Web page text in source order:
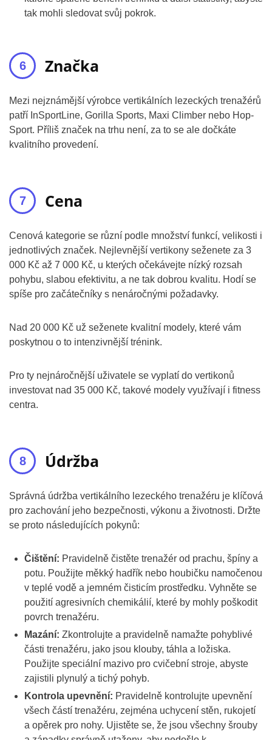
tak mohli sledovat svůj pokrok.
Značka
Mezi nejznámější výrobce vertikálních lezeckých trenažérů
patří InSportLine, Gorilla Sports, Maxi Climber nebo Hop-
Sport. Příliš značek na trhu není, za to se ale dočkáte
kvalitního provedení.
Cena
Cenová kategorie se různí podle množství funkcí, velikosti i
jednotlivých značek. Nejlevnější vertikony seženete za 3
000 Kč až 7 000 Kč, u kterých očekávejte nízký rozsah
pohybu, slabou efektivitu, a ne tak dobrou kvalitu. Hodí se
spíše pro začátečníky s nenáročnými požadavky.
Nad 20 000 Kč už seženete kvalitní modely, které vám
poskytnou o to intenzivnější trénink.
Pro ty nejnáročnější uživatele se vyplatí do vertikonů
investovat nad 35 000 Kč, takové modely využívají i fitness
centra.
Údržba
Správná údržba vertikálního lezeckého trenažéru je klíčová
pro zachování jeho bezpečnosti, výkonu a životnosti. Držte
se proto následujících pokynů:
Čištění: Pravidelně čistěte trenažér od prachu, špíny a
potu. Použijte měkký hadřík nebo houbičku namočenou
v teplé vodě a jemném čisticím prostředku. Vyhněte se
použití agresivních chemikálií, které by mohly poškodit
povrch trenažéru.
Mazání: Zkontrolujte a pravidelně namažte pohyblivé
části trenažéru, jako jsou klouby, táhla a ložiska.
Použijte speciální mazivo pro cvičební stroje, abyste
zajistili plynulý a tichý pohyb.
Kontrola upevnění: Pravidelně kontrolujte upevnění
všech částí trenažéru, zejména uchycení stěn, rukojetí
a opěrek pro nohy. Ujistěte se, že jsou všechny šrouby